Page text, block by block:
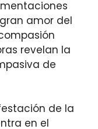
amor del
revelan la
de
de la
en el